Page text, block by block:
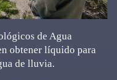
de Agua
obtener líquido para
de lluvia.